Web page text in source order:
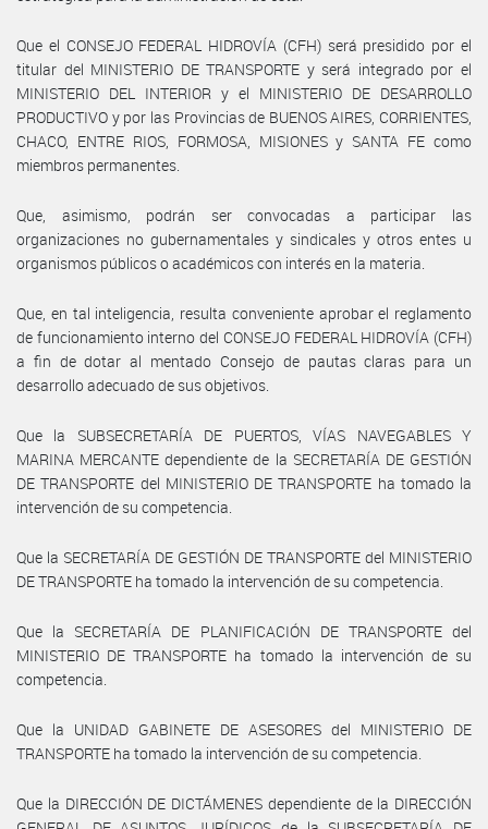
Que el CONSEJO FEDERAL HIDROVÍA (CFH) será presidido por el
titular del MINISTERIO DE TRANSPORTE y será integrado por el
MINISTERIO DEL INTERIOR y el MINISTERIO DE DESARROLLO
PRODUCTIVO y por las Provincias de BUENOS AIRES, CORRIENTES,
CHACO, ENTRE RIOS, FORMOSA, MISIONES y SANTA FE como
miembros permanentes.
Que, asimismo, podrán ser convocadas a participar las
organizaciones no gubernamentales y sindicales y otros entes u
organismos públicos o académicos con interés en la materia.
Que, en tal inteligencia, resulta conveniente aprobar el reglamento
de funcionamiento interno del CONSEJO FEDERAL HIDROVÍA (CFH)
a fin de dotar al mentado Consejo de pautas claras para un
desarrollo adecuado de sus objetivos.
Que la SUBSECRETARÍA DE PUERTOS, VÍAS NAVEGABLES Y
MARINA MERCANTE dependiente de la SECRETARÍA DE GESTIÓN
DE TRANSPORTE del MINISTERIO DE TRANSPORTE ha tomado la
intervención de su competencia.
Que la SECRETARÍA DE GESTIÓN DE TRANSPORTE del MINISTERIO
DE TRANSPORTE ha tomado la intervención de su competencia.
Que la SECRETARÍA DE PLANIFICACIÓN DE TRANSPORTE del
MINISTERIO DE TRANSPORTE ha tomado la intervención de su
competencia.
Que la UNIDAD GABINETE DE ASESORES del MINISTERIO DE
TRANSPORTE ha tomado la intervención de su competencia.
Que la DIRECCIÓN DE DICTÁMENES dependiente de la DIRECCIÓN